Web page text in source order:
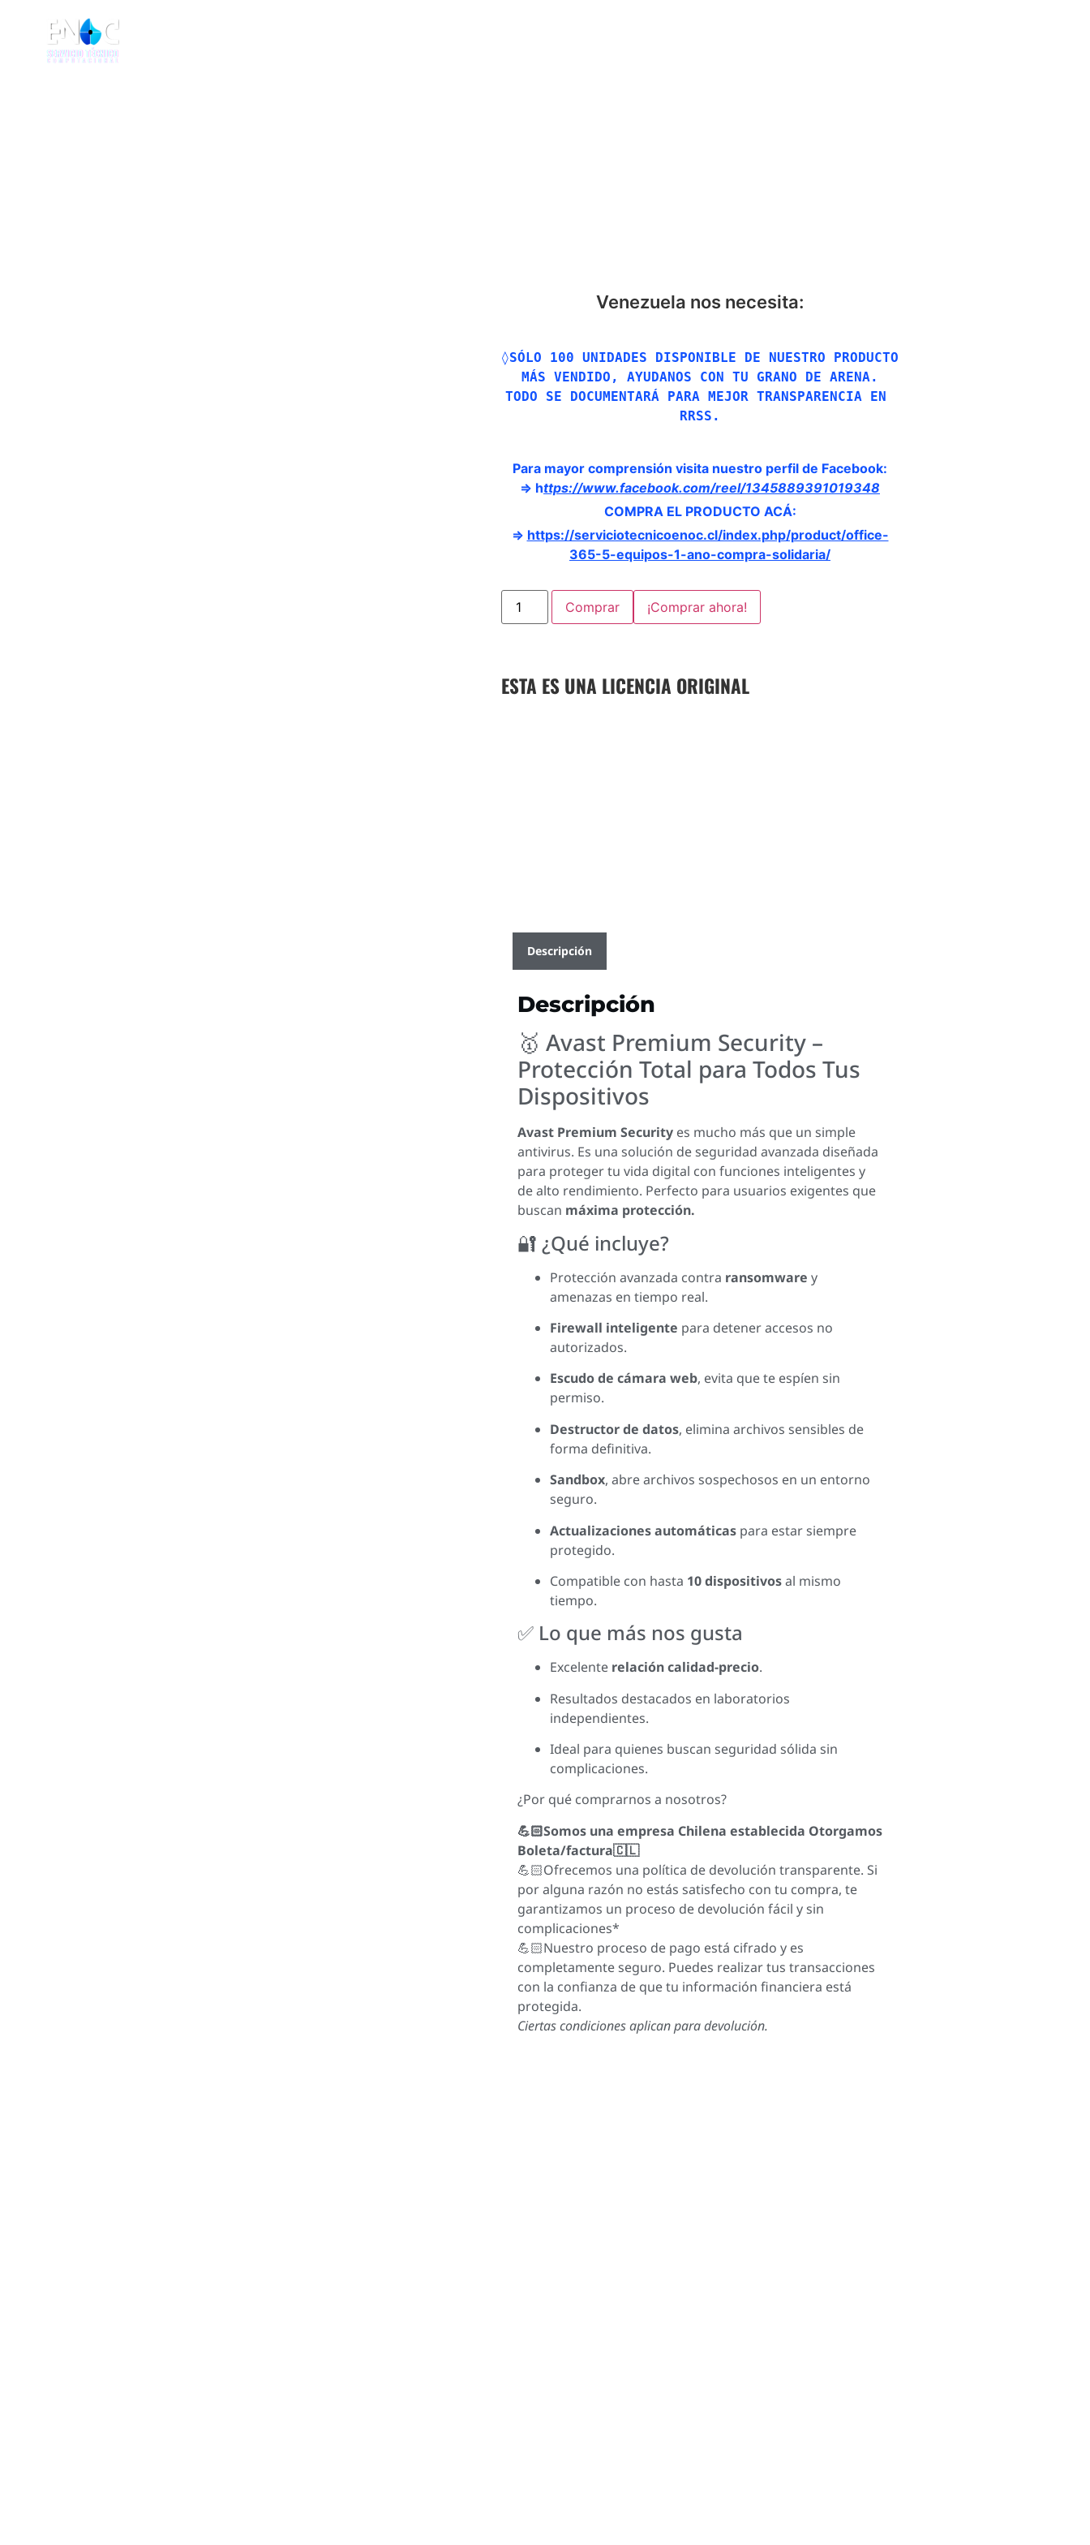
Venezuela nos necesita:
◊SÓLO 100 UNIDADES DISPONIBLE DE NUESTRO PRODUCTO
MÁS VENDIDO, AYUDANOS CON TU GRANO DE ARENA.
TODO SE DOCUMENTARÁ PARA MEJOR TRANSPARENCIA EN
RRSS.
Para mayor comprensión visita nuestro perfil de Facebook:
⇒ https://www.facebook.com/reel/1345889391019348
COMPRA EL PRODUCTO ACÁ:
⇒ https://serviciotecnicoenoc.cl/index.php/product/office-
365-5-equipos-1-ano-compra-solidaria/
Comprar ¡Comprar ahora!
ESTA ES UNA LICENCIA ORIGINAL
Descripción
Descripción
🥇 Avast Premium Security –
Protección Total para Todos Tus
Dispositivos
Avast Premium Security es mucho más que un simple
antivirus. Es una solución de seguridad avanzada diseñada
para proteger tu vida digital con funciones inteligentes y
de alto rendimiento. Perfecto para usuarios exigentes que
buscan máxima protección.
🔐 ¿Qué incluye?
Protección avanzada contra ransomware y
amenazas en tiempo real.
Firewall inteligente para detener accesos no
autorizados.
Escudo de cámara web, evita que te espíen sin
permiso.
Destructor de datos, elimina archivos sensibles de
forma definitiva.
Sandbox, abre archivos sospechosos en un entorno
seguro.
Actualizaciones automáticas para estar siempre
protegido.
Compatible con hasta 10 dispositivosal mismo
tiempo.
✅ Lo que más nos gusta
Excelente relación calidad-precio.
Resultados destacados en laboratorios
independientes.
Ideal para quienes buscan seguridad sólida sin
complicaciones.
¿Por qué comprarnos a nosotros?
💪🏻Somos una empresa Chilena establecida Otorgamos
Boleta/factura🇨🇱
💪🏻Ofrecemos una política de devolución transparente. Si
por alguna razón no estás satisfecho con tu compra, te
garantizamos un proceso de devolución fácil y sin
complicaciones*
💪🏻Nuestro proceso de pago está cifrado y es
completamente seguro. Puedes realizar tus transacciones
con la confianza de que tu información financiera está
protegida.
Ciertas condiciones aplican para devolución.